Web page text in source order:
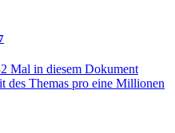
Mal in diesem Dokument
des Themas pro eine Millionen